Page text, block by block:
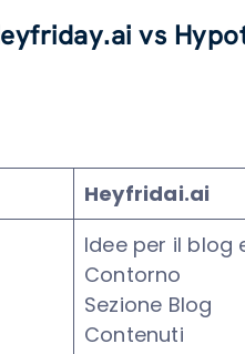
vs
Heyfridai.ai
Idee per il blog
Contorno
Sezione Blog
Contenuti